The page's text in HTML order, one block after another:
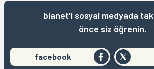
bianet'i sosyal medyada
önce siz öğrenin.
facebook